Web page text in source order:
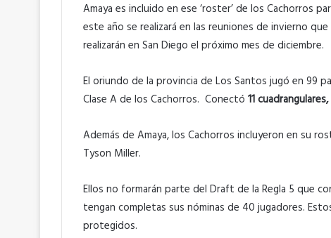
Amaya es incluido en ese ‘roster’ de los Cachorros
este año se realizará en las reuniones de invierno
realizarán en San Diego el próximo mes de diciembre.
El oriundo de la provincia de Los Santos jugó en 99
Clase A de los Cachorros. Conectó 11
Además de Amaya, los Cachorros incluyeron en su
Tyson Miller.
Ellos no formarán parte del Draft de la Regla 5 que
tengan completas sus nóminas de 40 jugadores.
protegidos.